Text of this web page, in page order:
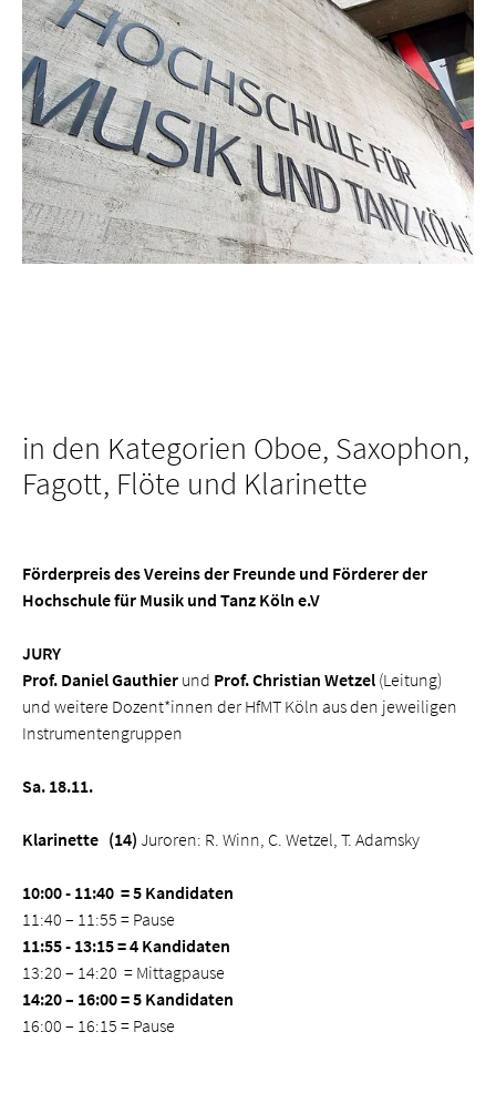
in den Kategorien Oboe, Saxophon,
Fagott, Flöte und Klarinette
Förderpreis des Vereins der Freunde und Förderer der
Hochschule für Musik und Tanz Köln e.V
JURY
Prof. Daniel Gauthier und Prof. Christian Wetzel (Leitung)
und weitere Dozent*innen der HfMT Köln aus den jeweiligen
Instrumentengruppen
Sa. 18.11.
Klarinette (14) Juroren: R. Winn, C. Wetzel, T. Adamsky
10:00 - 11:40 = 5 Kandidaten
11:40 – 11:55 = Pause
11:55 - 13:15 = 4 Kandidaten
13:20 – 14:20 = Mittagpause
14:20 – 16:00 = 5 Kandidaten
16:00 – 16:15 = Pause